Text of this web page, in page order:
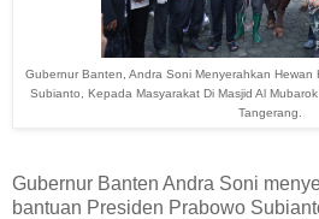
Gubernur Banten, Andra Soni Menyerahkan
Subianto, Kepada Masyarakat Di Masjid Al
Tangerang.
Gubernur Banten Andra Soni
bantuan Presiden Prabowo